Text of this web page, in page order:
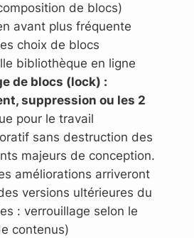
de blocs)
avant plus fréquente
choix de blocs
bibliothèque en ligne
de blocs (lock) :
suppression ou les 2
pour le travail
sans destruction des
majeurs de conception.
améliorations arriveront
versions ultérieures du
: verrouillage selon le
contenus)